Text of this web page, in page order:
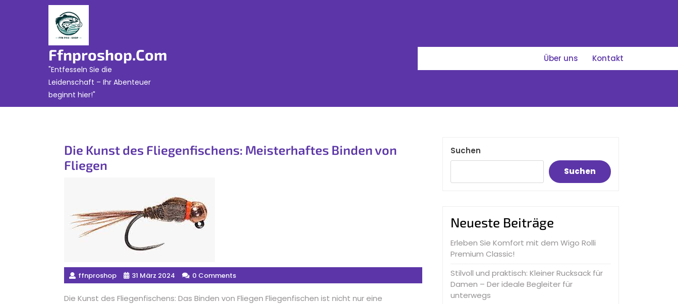
Ffnproshop.com
"Entfesseln Sie die
Leidenschaft – Ihr Abenteuer
beginnt hier!"
Über uns Kontakt
Die Kunst des Fliegenfischens: Meisterhaftes Binden von
Fliegen
ffnproshop 31 März 2024 0 Comments
Die Kunst des Fliegenfischens: Das Binden von Fliegen Fliegenfischen ist nicht nur eine
Suchen
Suchen
Neueste Beiträge
Erleben Sie Komfort mit dem Wigo Rolli
Premium Classic!
Stilvoll und praktisch: Kleiner Rucksack für
Damen – Der ideale Begleiter für
unterwegs